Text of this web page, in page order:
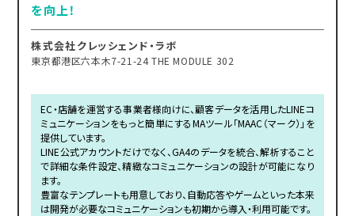
を向上！
株式会社クレッシェンド・ラボ
東京都港区六本木7-21-24 THE MODULE 302
EC・店舗を運営する事業者様向けに、顧客データを活用したLINEコ
ミュニケーションをもっと簡単にするMAツール「MAAC（マーク）」を
提供しています。
LINE公式アカウントだけでなく、GA4のデータを統合、解析すること
で詳細な条件設定、精緻なコミュニケーションの設計が可能になり
ます。
豊富なテンプレートも用意しており、自動応答やゲームといった本来
は開発が必要なコミュニケーションも初期から導入・利用可能です。